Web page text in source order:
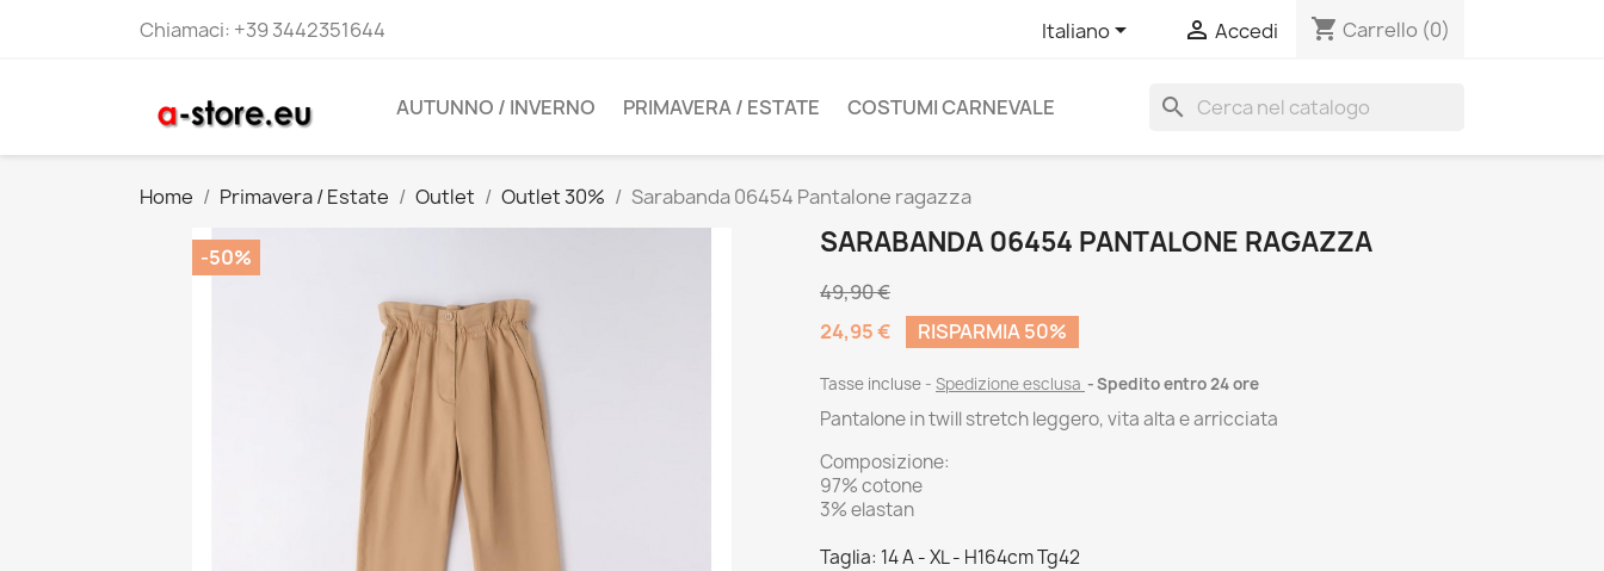
Chiamaci: +39 3442351644 Italiano  Accedi shopping_cart Carrello (0)
AUTUNNO / INVERNO PRIMAVERA / ESTATE COSTUMI CARNEVALE search
Home Primavera / Estate Outlet Outlet 30% Sarabanda 06454 Pantalone ragazza
-50% SARABANDA 06454 PANTALONE RAGAZZA
49,90 €
24,95 €
RISPARMIA 50%
Tasse incluse Spedizione esclusa Spedito entro 24 ore
Pantalone in twill stretch leggero, vita alta e arricciata
Composizione:
97% cotone
3% elastan
Taglia: 14 A - XL - H164cm Tg42